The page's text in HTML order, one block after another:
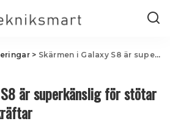
> Skärmen i Galaxy S8 är superkänslig för stötar — nya tester bekräftar
är superkänslig för stötar